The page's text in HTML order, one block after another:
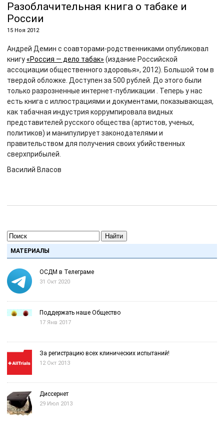
Разоблачительная книга о табаке и
России
15 Ноя 2012
Андрей Демин с соавторами-родственниками опубликовал
книгу«Россия — дело табак» (издание Российской
ассоциации общественного здоровья», 2012). Большой том в
твердой обложке. Доступен за 500 рублей. До этого были
только разрозненные интернет-публикации . Теперь у нас
есть книга с иллюстрациями и документами, показывающая,
как табачная индустрия коррумпировала видных
представителей русского общества (артистов, ученых,
политиков) и манипулирует законодателями и
правительством для получения своих убийственных
сверхприбылей.
Василий Власов
Найти
МАТЕРИАЛЫ
ОСДМ в Телеграме
31 Окт 2020
Поддержать наше Общество
17 Янв 2017
За регистрацию всех клинических испытаний!
12 Окт 2013
Диссернет
29 Июл 2013